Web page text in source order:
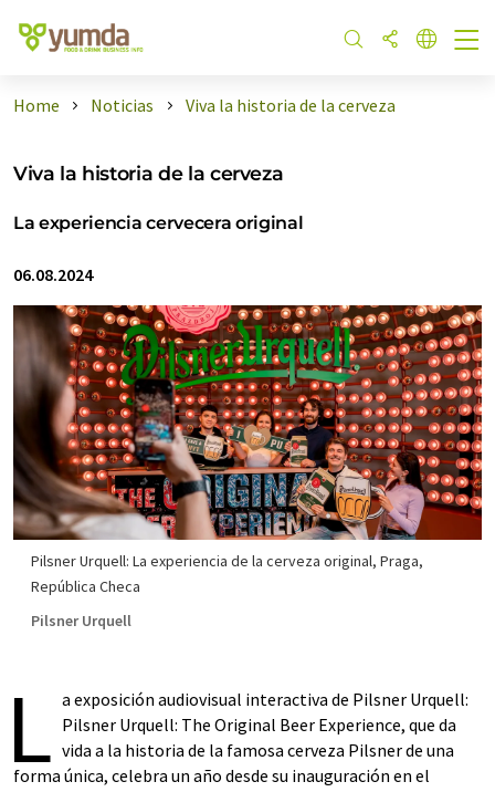
Home Noticias Viva la historia de la cerveza
Viva la historia de la cerveza
La experiencia cervecera original
06.08.2024
Pilsner Urquell: La experiencia de la cerveza original, Praga,
República Checa
Pilsner Urquell
L a exposición audiovisual interactiva de Pilsner Urquell:
Pilsner Urquell: The Original Beer Experience, que da
vida a la historia de la famosa cerveza Pilsner de una
forma única, celebra un año desde su inauguración en el